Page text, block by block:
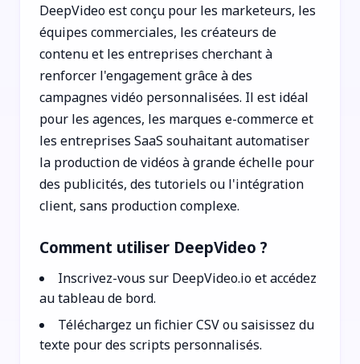
DeepVideo est conçu pour les marketeurs, les
équipes commerciales, les créateurs de
contenu et les entreprises cherchant à
renforcer l'engagement grâce à des
campagnes vidéo personnalisées. Il est idéal
pour les agences, les marques e-commerce et
les entreprises SaaS souhaitant automatiser
la production de vidéos à grande échelle pour
des publicités, des tutoriels ou l'intégration
client, sans production complexe.
Comment utiliser DeepVideo ?
Inscrivez-vous sur DeepVideo.io et accédez
au tableau de bord.
Téléchargez un fichier CSV ou saisissez du
texte pour des scripts personnalisés.